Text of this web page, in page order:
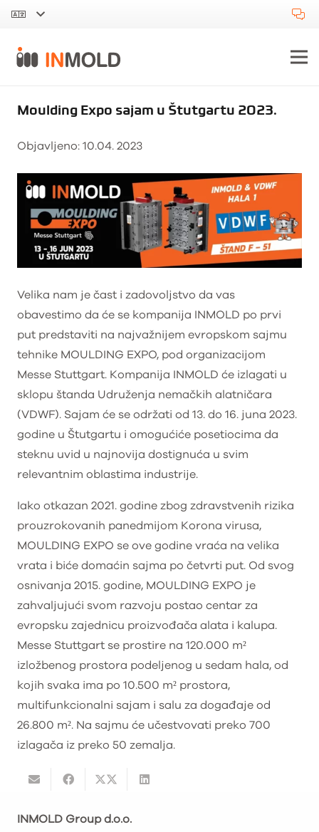
Moulding Expo sajam u Štutgartu 2023.
Objavljeno: 10.04. 2023
Velika nam je čast i zadovoljstvo da vas
obavestimo da će se kompanija INMOLD po prvi
put predstaviti na najvažnijem evropskom sajmu
tehnike MOULDING EXPO, pod organizacijom
Messe Stuttgart. Kompanija INMOLD će izlagati u
sklopu štanda Udruženja nemačkih alatničara
(VDWF). Sajam će se održati od 13. do 16. juna 2023.
godine u Štutgartu i omogućiće posetiocima da
steknu uvid u najnovija dostignuća u svim
relevantnim oblastima industrije.
Iako otkazan 2021. godine zbog zdravstvenih rizika
prouzrokovanih panedmijom Korona virusa,
MOULDING EXPO se ove godine vraća na velika
vrata i biće domaćin sajma po četvrti put. Od svog
osnivanja 2015. godine, MOULDING EXPO je
zahvaljujući svom razvoju postao centar za
evropsku zajednicu proizvođača alata i kalupa.
Messe Stuttgart se prostire na 120.000 m²
izložbenog prostora podeljenog u sedam hala, od
kojih svaka ima po 10.500 m² prostora,
multifunkcionalni sajam i salu za događaje od
26.800 m². Na sajmu će učestvovati preko 700
izlagača iz preko 50 zemalja.
INMOLD Group d.o.o.